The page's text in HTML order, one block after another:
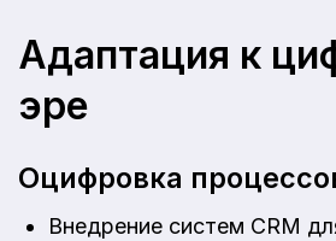
Адаптация к
эре
Оцифровка
Внедрение систем CRM